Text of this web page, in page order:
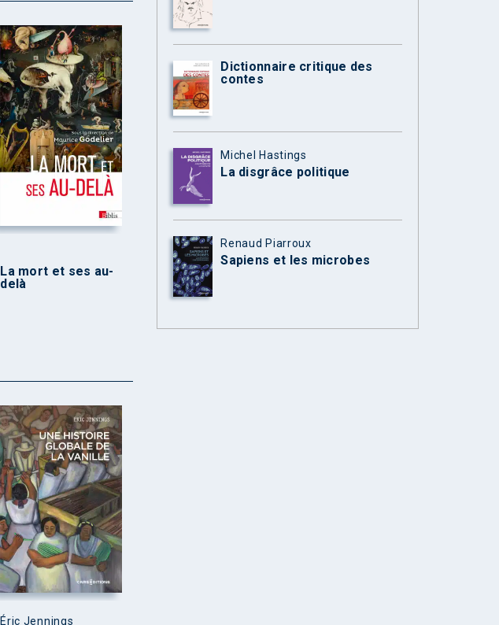
La mort et ses au-
delà
Éric Jennings
Dictionnaire critique des
contes
Michel Hastings
La disgrâce politique
Renaud Piarroux
Sapiens et les microbes